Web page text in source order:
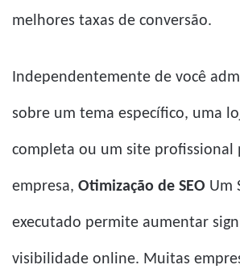
melhores taxas de conversão.
Independentemente de você
sobre um tema específico, uma
completa ou um site profissional
empresa, Otimização de SEO Um
executado permite aumentar
visibilidade online. Muitas